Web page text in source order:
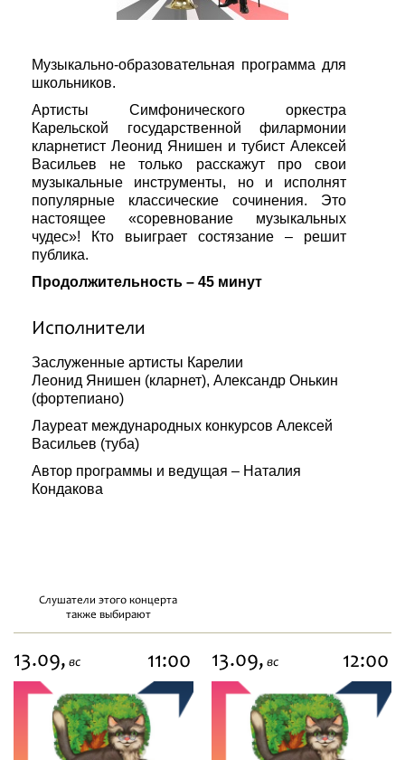
Музыкально-образовательная программа для
школьников.
Артисты Симфонического оркестра
Карельской государственной филармонии
кларнетист Леонид Янишен и тубист Алексей
Васильев не только расскажут про свои
музыкальные инструменты, но и исполнят
популярные классические сочинения. Это
настоящее «соревнование музыкальных
чудес»! Кто выиграет состязание – решит
публика.
Продолжительность – 45 минут
Исполнители
Заслуженные артисты Карелии
Леонид Янишен (кларнет), Александр Онькин
(фортепиано)
Лауреат международных конкурсов Алексей
Васильев (туба)
Автор программы и ведущая – Наталия
Кондакова
Слушатели этого концерта
также выбирают
13.09, вс 11:00 13.09, вс 12:00